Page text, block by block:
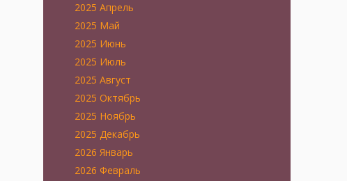
2025 Апрель
2025 Май
2025 Июнь
2025 Июль
2025 Август
2025 Октябрь
2025 Ноябрь
2025 Декабрь
2026 Январь
2026 Февраль